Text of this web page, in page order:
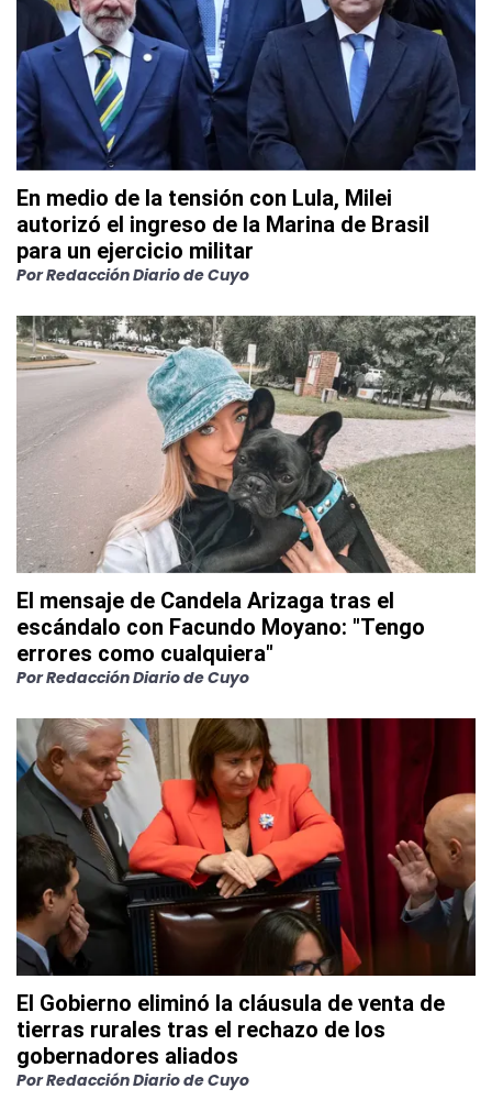
En medio de la tensión con Lula, Milei
autorizó el ingreso de la Marina de Brasil
para un ejercicio militar
PorRedacción Diario de Cuyo
El mensaje de Candela Arizaga tras el
escándalo con Facundo Moyano: "Tengo
errores como cualquiera"
PorRedacción Diario de Cuyo
El Gobierno eliminó la cláusula de venta de
tierras rurales tras el rechazo de los
gobernadores aliados
PorRedacción Diario de Cuyo